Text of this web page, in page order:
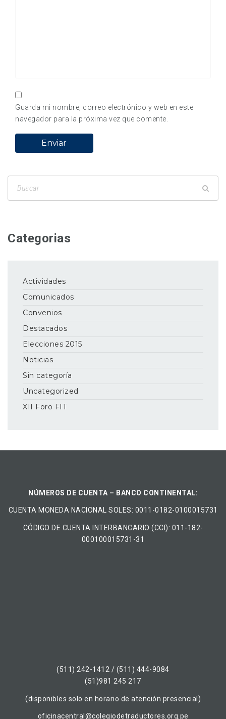
Guarda mi nombre, correo electrónico y web en este
navegador para la próxima vez que comente.
Categorias
Actividades
Comunicados
Convenios
Destacados
Elecciones 2015
Noticias
Sin categoría
Uncategorized
XII Foro FIT
NÚMEROS DE CUENTA – BANCO CONTINENTAL:
CUENTA MONEDA NACIONAL​ ​SOLES​: 0011-0182-0100015731
CÓDIGO DE CUENTA INTERBANCARIO (CCI): 011-182-
000100015731-31
(511) 242-1412 / (511) 444-9084
(51)981 245 217
(disponibles solo en horario de atención presencial)
oficinacentral@colegiodetraductores.org.pe